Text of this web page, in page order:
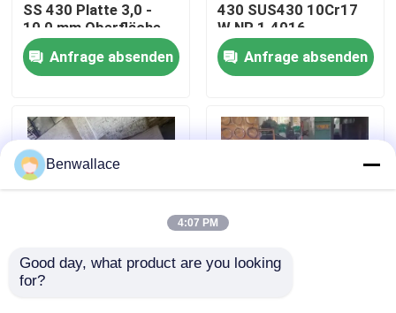
Werksbesichtigung
Qualitätskontrolle
Kontakt mit uns
Neuigkeiten
SS 430 Platte 3,0 -
10,0 mm Oberfläche
Nr. 1
Anfrage absenden
430 SUS430 10Cr17
W.NR 1.4016
10*1500*6000
Oberfläche NO.1
Anfrage absenden
Wärmebeständige
Benwallace
4:07 PM
Good day, what product are you looking
for?